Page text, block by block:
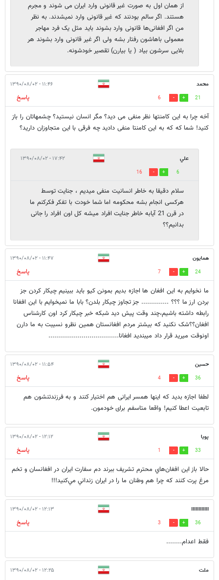
از همان اول به صورت غیر قانونی وارد ایران می شوند و مجرم
هستند. اگر سالم بودنند که غیر قانونی وارد نمیشدند. به نظر
من اگر افغانی‌ها قانونی وارد بشوند باید مثل یک فرد مهاجر
معمولی باهاشون رفتار بشه ولی اگر غیر قانونی وارد بشوند هر
بلایی سرشون بیاد ( یا بیارن) تقصیر خودشونه.
محمد ۱۱:۴۶ - ۱۳۹۰/۰۸/۰۲
21
6
پاسخ
آخه چرا به این کامنتها نظر منفی می دید؟ مگر انسان نیستید؟ چشمهاتان را باز
کنید! شما که که به این کامنتا منفی دادید چه فرقی با این متجاوزان دارید؟
علي ۱۷:۴۲ - ۱۳۹۰/۰۸/۰۲
6
16
سلام دقیقا به خاطر انسانیت منفی میدیم ، جنایت توسط
هرکسی انجام بشه محکومه اما شما خودت با تفکر فکرکنم ما
در قرن 21 آیابه خاطر جنایت افراد میشه کل اون افراد را جانی
بدانیم؟؟
همایون ۱۱:۴۷ - ۱۳۹۰/۰۸/۰۲
24
7
پاسخ
ما نخوایم به این افغان ها اجازه بدیم بمونن کیو باید ببینیم چیکار کردن جز
بردن ارز ما ؟؟؟ .............. جز تجاوز چیکار بلدن؟ بابا ما نمیخوایم با این افغانا
رابطه داشته باشیم،چند وقت پیش دید شبکه خبر چیکار کرد اون کارشناس
افغان؟؟شک نکنید که بیشتر مردم افغانستان همین نظرو نسیبت به ما دارن
اونوقت میرید قرار داد میبندید افغانا....................................
حسین ۱۱:۵۴ - ۱۳۹۰/۰۸/۰۲
36
4
پاسخ
لطفا اجازه بدید که اینها همسر ایرانی هم اختیار کنند و به فرزندتنشون هم
تابعیت اعطا کنیم! واقعا متاسفم برای خودمون.
پويا ۱۲:۱۲ - ۱۳۹۰/۰۸/۰۲
33
1
پاسخ
حالا باز اين افغان‌هاي محترم تشريف ببرند دم سفارت ايران در افغانسان و تخم
مرغ پرت كنند كه چرا هم وطنان ما را در ايران زنداني مي‌كنيد!!!
!!!!!!!!!!!! ۱۲:۱۳ - ۱۳۹۰/۰۸/۰۲
36
3
پاسخ
فقط اعدام........
ملت ۱۲:۲۵ - ۱۳۹۰/۰۸/۰۲